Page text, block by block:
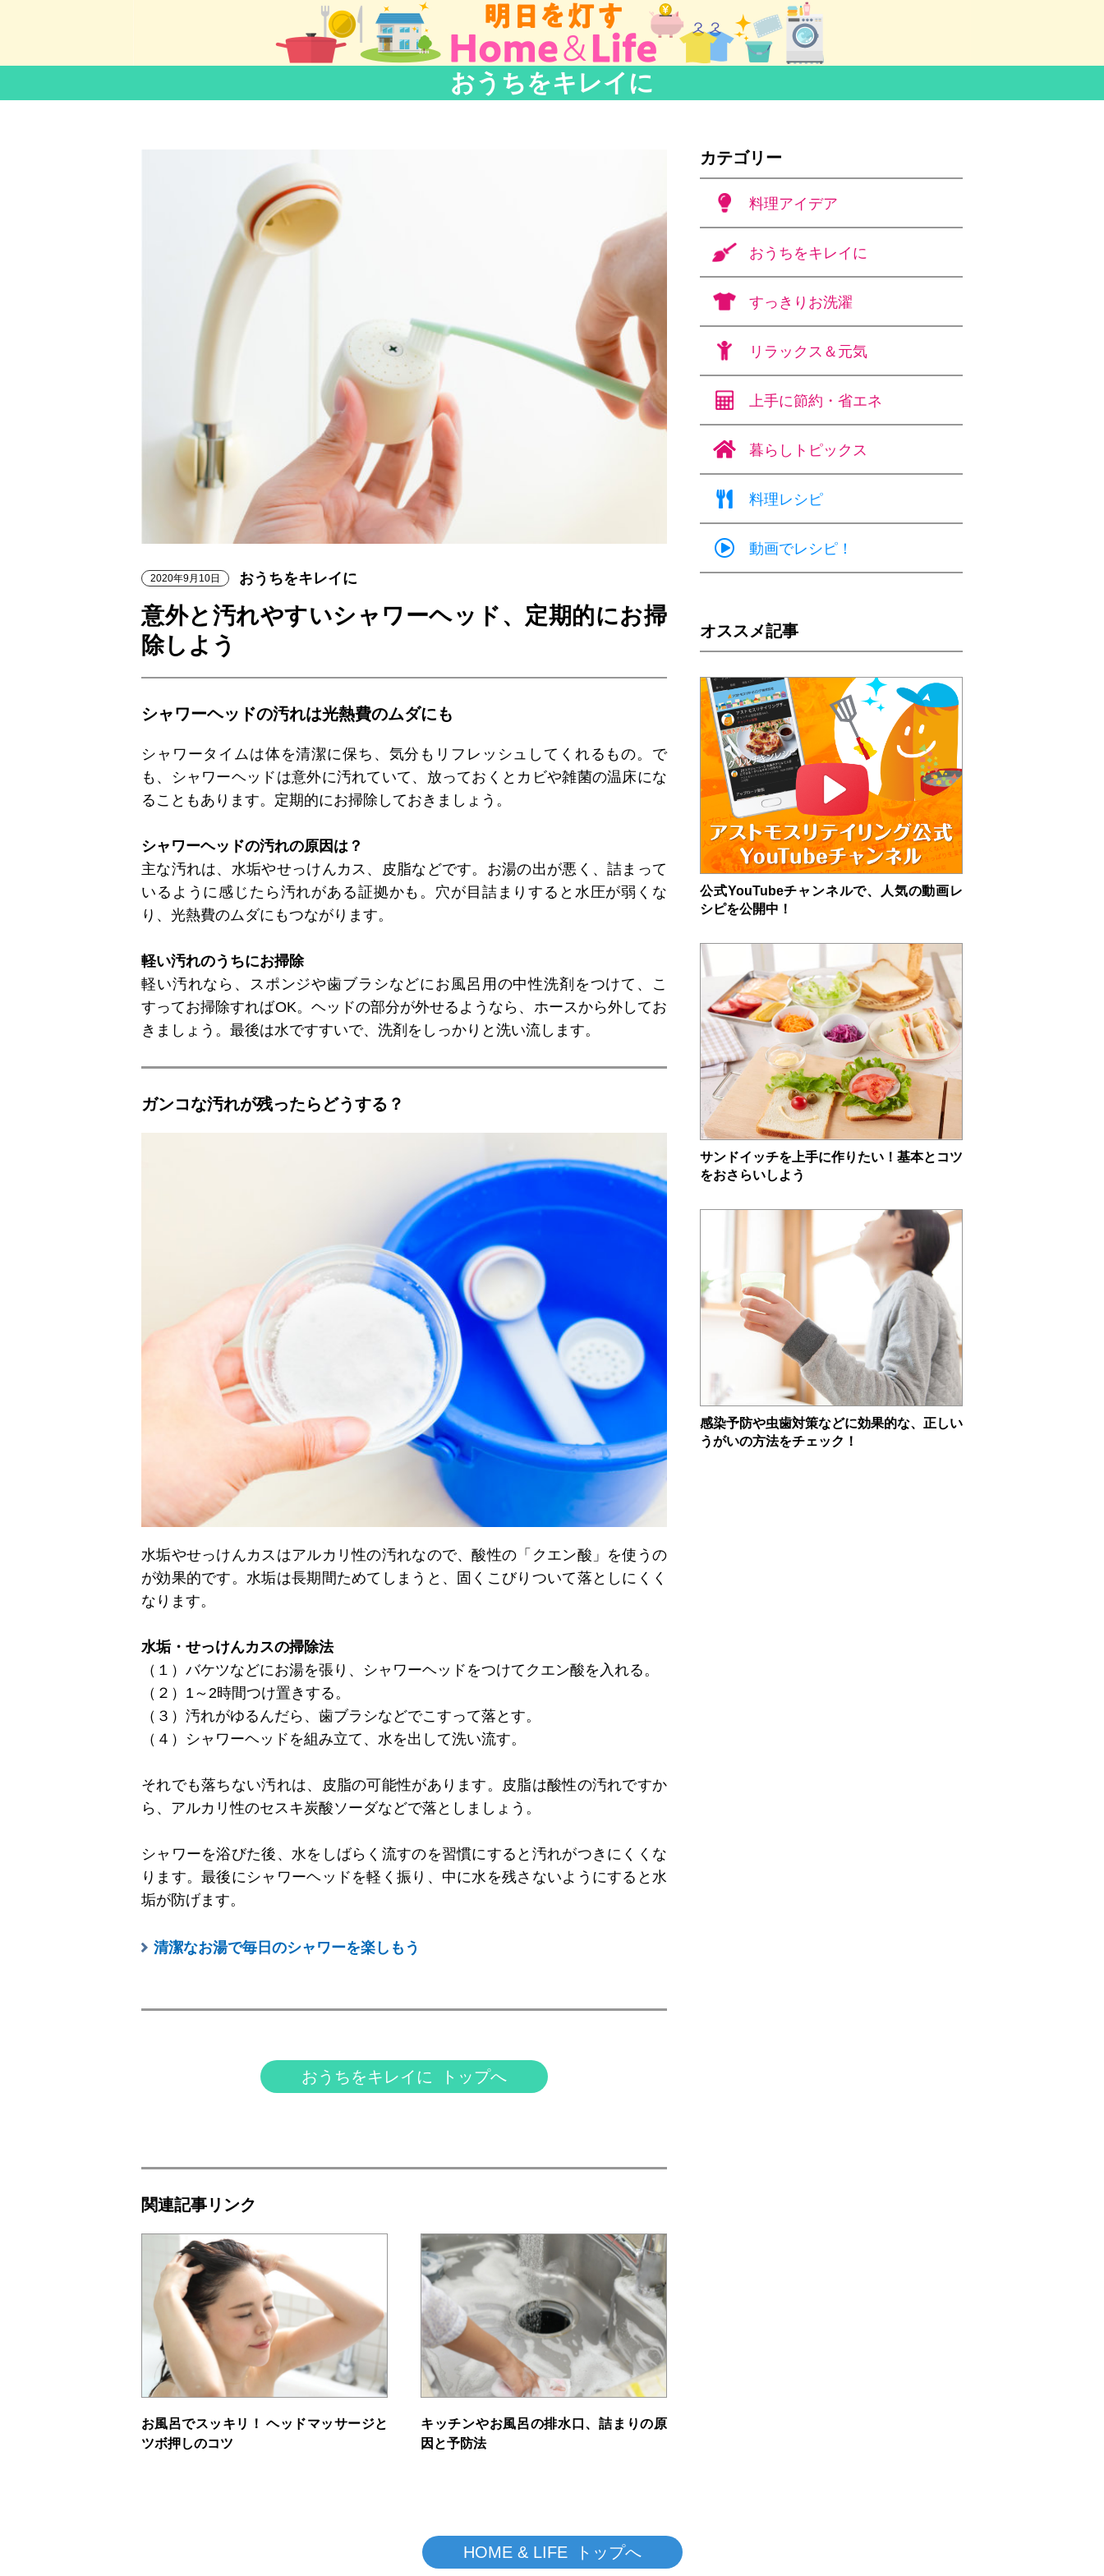
おうちをキレイに
カテゴリー
料理アイデア
おうちをキレイに
すっきりお洗濯
リラックス＆元気
上手に節約・省エネ
暮らしトピックス
料理レシピ
動画でレシピ！
オススメ記事
公式YouTubeチャンネルで、人気の動画レ
シピを公開中！
サンドイッチを上手に作りたい！基本とコツ
をおさらいしよう
感染予防や虫歯対策などに効果的な、正しい
うがいの方法をチェック！
2020年9月10日 おうちをキレイに
意外と汚れやすいシャワーヘッド、定期的にお掃
除しよう
シャワーヘッドの汚れは光熱費のムダにも
シャワータイムは体を清潔に保ち、気分もリフレッシュしてくれるもの。で
も、シャワーヘッドは意外に汚れていて、放っておくとカビや雑菌の温床にな
ることもあります。定期的にお掃除しておきましょう。
シャワーヘッドの汚れの原因は？
主な汚れは、水垢やせっけんカス、皮脂などです。お湯の出が悪く、詰まって
いるように感じたら汚れがある証拠かも。穴が目詰まりすると水圧が弱くな
り、光熱費のムダにもつながります。
軽い汚れのうちにお掃除
軽い汚れなら、スポンジや歯ブラシなどにお風呂用の中性洗剤をつけて、こ
すってお掃除すればOK。ヘッドの部分が外せるようなら、ホースから外してお
きましょう。最後は水ですすいで、洗剤をしっかりと洗い流します。
ガンコな汚れが残ったらどうする？
水垢やせっけんカスはアルカリ性の汚れなので、酸性の「クエン酸」を使うの
が効果的です。水垢は長期間ためてしまうと、固くこびりついて落としにくく
なります。
水垢・せっけんカスの掃除法
（１）バケツなどにお湯を張り、シャワーヘッドをつけてクエン酸を入れる。
（２）1～2時間つけ置きする。
（３）汚れがゆるんだら、歯ブラシなどでこすって落とす。
（４）シャワーヘッドを組み立て、水を出して洗い流す。
それでも落ちない汚れは、皮脂の可能性があります。皮脂は酸性の汚れですか
ら、アルカリ性のセスキ炭酸ソーダなどで落としましょう。
シャワーを浴びた後、水をしばらく流すのを習慣にすると汚れがつきにくくな
ります。最後にシャワーヘッドを軽く振り、中に水を残さないようにすると水
垢が防げます。
清潔なお湯で毎日のシャワーを楽しもう
おうちをキレイに トップへ
関連記事リンク
キッチンやお風呂の排水口、詰まりの原
因と予防法
お風呂でスッキリ！ ヘッドマッサージと
ツボ押しのコツ
HOME & LIFE トップへ